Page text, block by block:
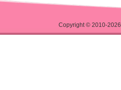
Copyright © 2010-2026